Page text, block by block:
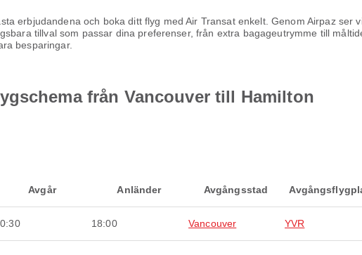
erbjudandena och boka ditt flyg med Air Transat enkelt. Genom Airpaz ser
tillval som passar dina preferenser, från extra bagageutrymme till
besparingar.
från Vancouver till Hamilton
Avgår Anländer Avgångsstad
18:00 Vancouver YVR